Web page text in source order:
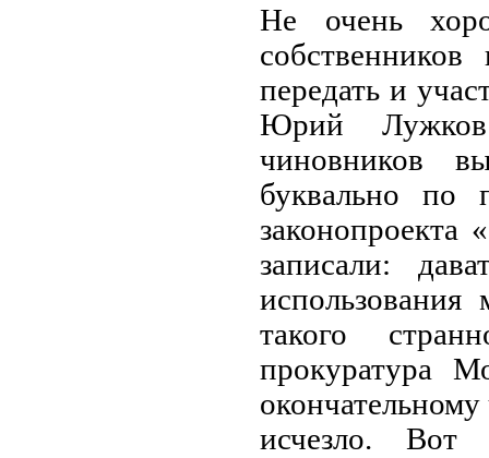
Не очень
передать и
Юрий Лужков
чиновников
буквально по
законопроекта
записали:
такого
прокуратура
исчезло. Вот